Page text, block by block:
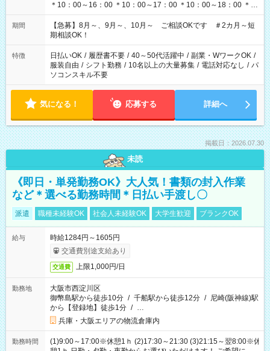
＊10：00～16：00 ＊10：00～17：00 ＊10：00～18：00 ＊
11：00～19：00 ＊12：00～19：00 ＊13：00～19：00
期間
【急募】8月～、9月～、10月～ ご相談OKです ＃2カ月～短
期相談OK！
特徴 日払いOK / 履歴書不要 / 40～50代活躍中 / 副業・WワークOK /
服装自由 / シフト勤務 / 10名以上の大量募集 / 電話対応なし / パ
ソコンスキル不要
気になる！ 応募する 詳細へ
掲載日：2026.07.30
未読
《即日・単発勤務OK》大人気！書類の封入作業
など＊選べる勤務時間＊日払い手渡し〇
派遣 職種未経験OK 社会人未経験OK 大学生歓迎 ブランクOK
給与
時給1284円～1605円
交通費別途支給あり
交通費 上限1,000円/日
勤務地
大阪市西淀川区
御幣島駅から徒歩10分 / 千船駅から徒歩12分 / 尼崎(阪神線)駅
から【登録地】徒歩1分 / …
兵庫・大阪エリアの物流倉庫内
勤務時間
(1)9:00～17:00※休憩1ｈ (2)17:30～21:30 (3)21:15～翌8:00※休